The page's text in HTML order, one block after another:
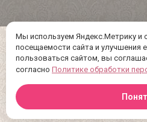
Мы используем Яндекс.Метрику и
посещаемости сайта и улучшения
пользоваться сайтом, вы
согласно Политике обработки